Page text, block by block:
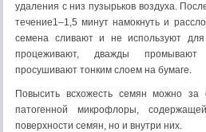
удаления с низ пузырьков воздуха.
течение1–1,5 минут намокнуть и
семена сливают и не используют
процеживают, дважды
просушивают тонким слоем на бумаге.
Повысить всхожесть семян можно за
патогенной микрофлоры,
поверхности семян, но и внутри них.